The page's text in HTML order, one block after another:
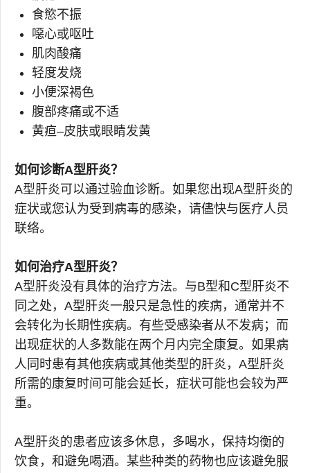
食慾不振
噁心或呕吐
肌肉酸痛
轻度发烧
小便深褐色
腹部疼痛或不适
黄疸–皮肤或眼睛发黄
如何诊断A型肝炎？
A型肝炎可以通过验血诊断。如果您出现A型肝炎的
症状或您认为受到病毒的感染，请儘快与医疗人员
联络。
如何治疗A型肝炎？
A型肝炎没有具体的治疗方法。与B型和C型肝炎不
同之处，A型肝炎一般只是急性的疾病，通常并不
会转化为长期性疾病。有些受感染者从不发病；而
出现症状的人多数能在两个月内完全康复。如果病
人同时患有其他疾病或其他类型的肝炎，A型肝炎
所需的康复时间可能会延长，症状可能也会较为严
重。
A型肝炎的患者应该多休息，多喝水，保持均衡的
饮食，和避免喝酒。某些种类的药物也应该避免服